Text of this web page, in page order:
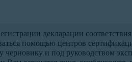
декларации
помощью центров
черновику и под руководством